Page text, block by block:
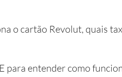
o cartão Revolut, quais
para entender como